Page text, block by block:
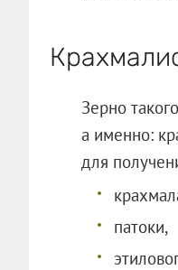
Зерно
а именно:
для
патоки,